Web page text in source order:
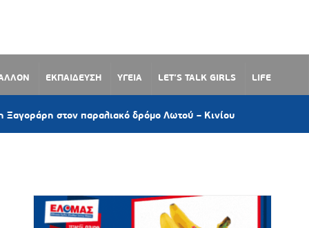
ΕΚΠΑΙΔΕΥΣΗ ΥΓΕΙΑ LET’S TALK GIRLS LIFE
παραλιακό δρόμο Λωτού – Κινίου 6 ώρες πριν